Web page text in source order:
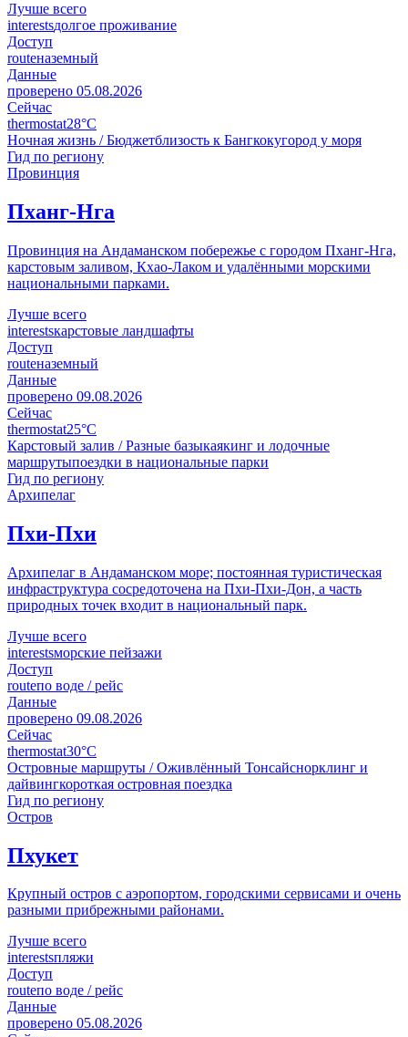
Лучше всего
interestsдолгое проживание
Доступ
routeназемный
Данные
проверено 05.08.2026
Сейчас
thermostat28°C
Ночная жизнь / Бюджетблизость к Бангкокугород у моря
Гид по региону
Провинция
Пханг-Нга
Провинция на Андаманском побережье с городом Пханг-Нга,
карстовым заливом, Кхао-Лаком и удалёнными морскими
национальными парками.
Лучше всего
interestsкарстовые ландшафты
Доступ
routeназемный
Данные
проверено 09.08.2026
Сейчас
thermostat25°C
Карстовый залив / Разные базыкаякинг и лодочные
маршрутыпоездки в национальные парки
Гид по региону
Архипелаг
Пхи-Пхи
Архипелаг в Андаманском море; постоянная туристическая
инфраструктура сосредоточена на Пхи-Пхи-Дон, а часть
природных точек входит в национальный парк.
Лучше всего
interestsморские пейзажи
Доступ
routeпо воде / рейс
Данные
проверено 09.08.2026
Сейчас
thermostat30°C
Островные маршруты / Оживлённый Тонсайснорклинг и
дайвингкороткая островная поездка
Гид по региону
Остров
Пхукет
Крупный остров с аэропортом, городскими сервисами и очень
разными прибрежными районами.
Лучше всего
interestsпляжи
Доступ
routeпо воде / рейс
Данные
проверено 05.08.2026